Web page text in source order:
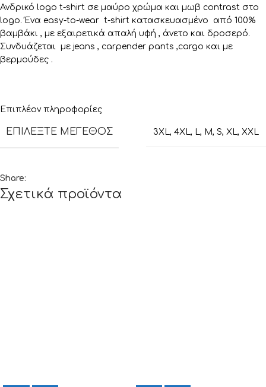
Ανδρικό logo t-shirt σε μαύρο χρώμα και μωβ contrast στο
logo. Ένα easy-to-wear t-shirt κατασκευασμένο από 100%
βαμβάκι , με εξαιρετικά απαλή υφή , άνετο και δροσερό.
Συνδυάζεται με jeans , carpender pants ,cargo και με
βερμούδες .
Επιπλέον πληροφορίες
ΕΠΙΛΈΞΤΕ ΜΈΓΕΘΟΣ 3XL, 4XL, L, M, S, XL, XXL
Share:
Σχετικά προϊόντα